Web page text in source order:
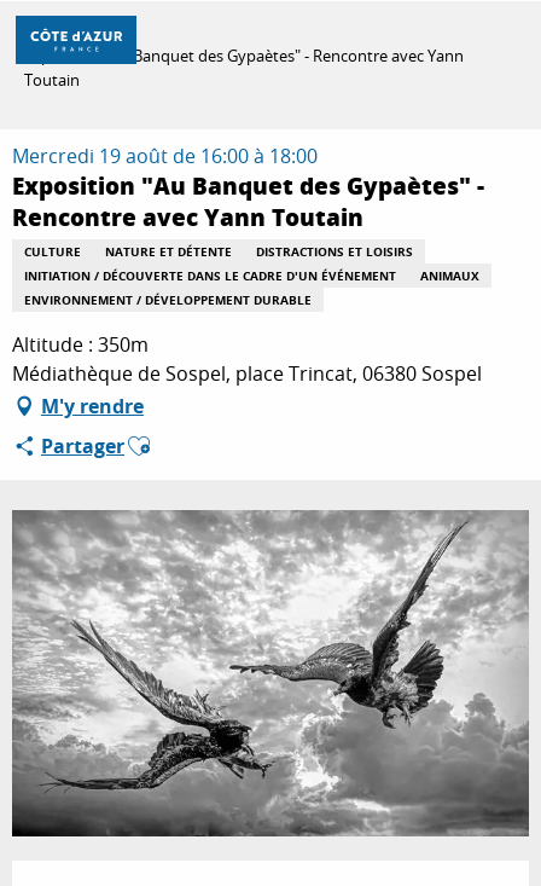
Aller
contenu
À FAIRE
SÉJOURNER
Accueil
Exposition "Au Banquet des Gypaètes" - Rencontre avec Yann
Toutain
Mercredi 19 août de 16:00 à 18:00
Exposition "Au Banquet des Gypaètes" -
Rencontre avec Yann Toutain
CULTURE NATURE ET DÉTENTE
DISTRACTIONS ET LOISIRS
INITIATION / DÉCOUVERTE DANS LE CADRE D'UN ÉVÉNEMENT
ANIMAUX
ENVIRONNEMENT / DÉVELOPPEMENT DURABLE
Altitude : 350m
Médiathèque de Sospel, place Trincat, 06380 Sospel
M'y rendre
PartagerAjouter aux favoris